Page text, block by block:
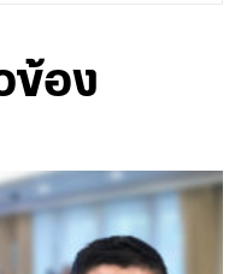
ข้อง